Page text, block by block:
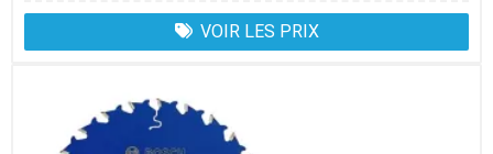
VOIR LES PRIX